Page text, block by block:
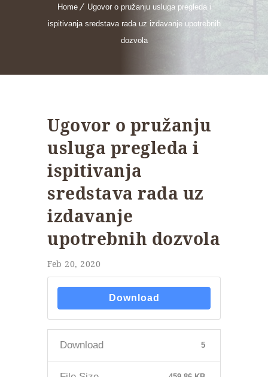
Home
Ugovor o pružanju usluga pregleda i
ispitivanja sredstava rada uz izdavanje upotrebnih
dozvola
Ugovor o pružanju
usluga pregleda i
ispitivanja
sredstava rada uz
izdavanje
upotrebnih dozvola
Feb 20, 2020
Download
Download 5